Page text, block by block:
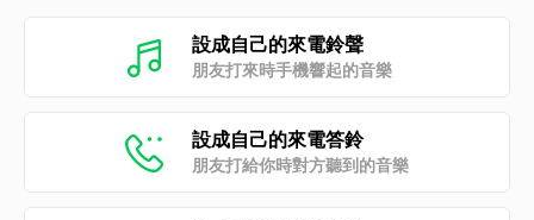
設成自己的來電鈴聲
朋友打來時手機響起的音樂
設成自己的來電答鈴
朋友打給你時對方聽到的音樂